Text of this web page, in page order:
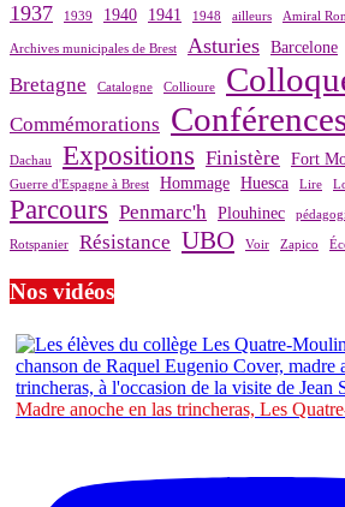
1937 1939 1940 1941 1948 ailleurs Amiral
Archives municipales de Brest Asturies Barcelone
Bretagne Catalogne Collioure
Commémorations
Dachau Expositions Finistère Fort
Guerre d'Espagne à Brest Hommage Huesca Lire
Parcours Penmarc'h Plouhinec
Rotspanier Résistance UBO Voir Zapico
Nos vidéos
Madre anoche en las trincheras, Les